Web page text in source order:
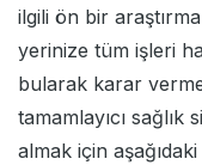
ilgili ön bir
yerinize tüm işleri
bularak karar
tamamlayıcı sağlık
almak için